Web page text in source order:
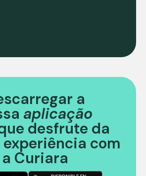
a
aplicação
desfrute da
com
a Curiara